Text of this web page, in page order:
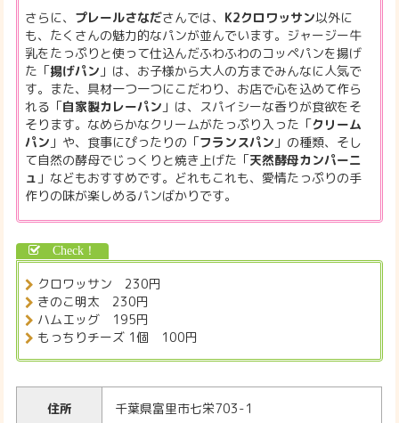
さらに、 プレールさなださんでは、 K2クロワッサン以外に
も、たくさんの魅力的なパンが並んでいます。ジャージー牛
乳をたっぷりと使って仕込んだふわふわのコッペパンを揚げ
た「揚げパン 」は、お子様から大人の方までみんなに人気で
す。また、具材一つ一つにこだわり、お店で心を込めて作ら
れる「自家製カレーパン 」は、スパイシーな香りが食欲をそ
そります。なめらかなクリームがたっぷり入った「クリーム
パン 」や、食事にぴったりの「フランスパン 」の種類、そし
て自然の酵母でじっくりと焼き上げた「天然酵母カンパーニ
ュ 」などもおすすめです。どれもこれも、愛情たっぷりの手
作りの味が楽しめるパンばかりです。
クロワッサン 230円
きのこ明太 230円
ハムエッグ 195円
もっちりチーズ 1個 100円
住所 千葉県富里市七栄703-1